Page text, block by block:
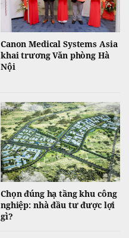
Canon Medical Systems Asia
khai trương Văn phòng Hà
Nội
Chọn đúng hạ tầng khu công
nghiệp: nhà đầu tư được lợi
gì?